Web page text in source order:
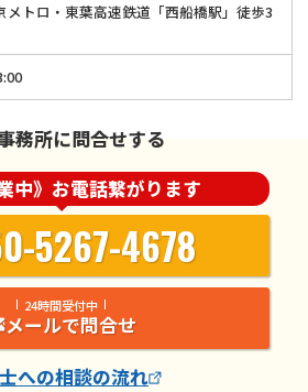
メトロ・東葉高速鉄道「西船橋駅」徒歩3
務所に問合せする
中》お電話繋がります
5267-4678
24時間受付中
メールで問合せ
への相談の流れ